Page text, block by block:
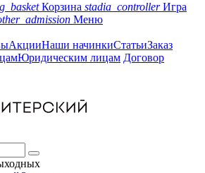
Корзина stadia_controller Игра
Меню
АкцииНаши начинкиСтатьиЗаказ
Юридическим лицам Договор